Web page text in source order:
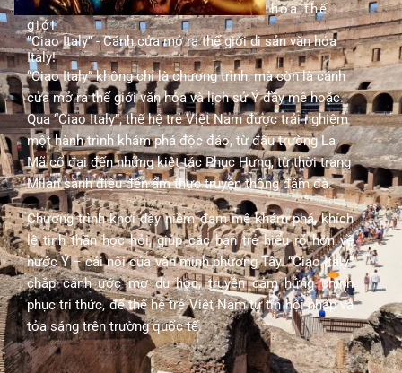
hành trình khám phá di sản văn hóa thế
giới
"Ciao Italy" - Cánh cửa mở ra thế giới di sản văn hóa
Italy!
“Ciao Italy” không chỉ là chương trình, mà còn là cánh
cửa mở ra thế giới văn hóa và lịch sử Ý đầy mê hoặc.
Qua “Ciao Italy”, thế hệ trẻ Việt Nam được trải nghiệm
một hành trình khám phá độc đáo, từ đấu trường La
Mã cổ đại đến những kiệt tác Phục Hưng, từ thời trang
Milan sành điệu đến ẩm thực truyền thống đậm đà.
Chương trình khơi dậy niềm đam mê khám phá, khích
lệ tinh thần học hỏi, giúp các bạn trẻ hiểu rõ hơn về
nước Ý – cái nôi của văn minh phương Tây. “Ciao Italy”
chắp cánh ước mơ du học, truyền cảm hứng chinh
phục tri thức, để thế hệ trẻ Việt Nam tự tin hội nhập và
tỏa sáng trên trường quốc tế.